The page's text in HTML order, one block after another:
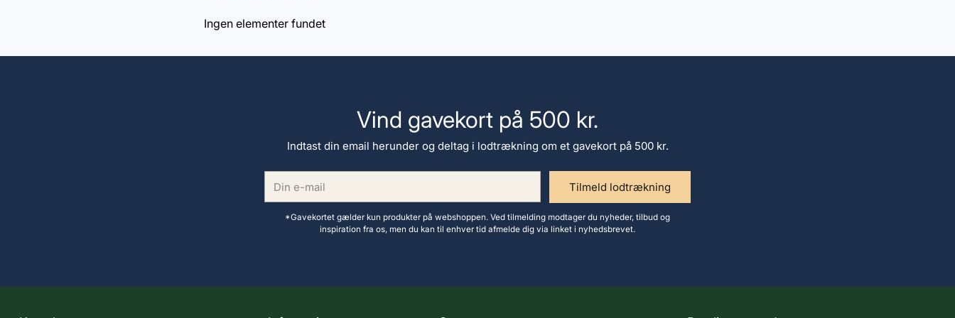
Ingen elementer fundet
Vind gavekort på 500 kr.
Indtast din email herunder og deltag i lodtrækning om et gavekort på 500 kr.
e-
Tilmeld lodtrækning
*Gavekortet gælder kun produkter på webshoppen. Ved tilmelding modtager du nyheder, tilbud og
inspiration fra os, men du kan til enhver tid afmelde dig via linket i nyhedsbrevet.